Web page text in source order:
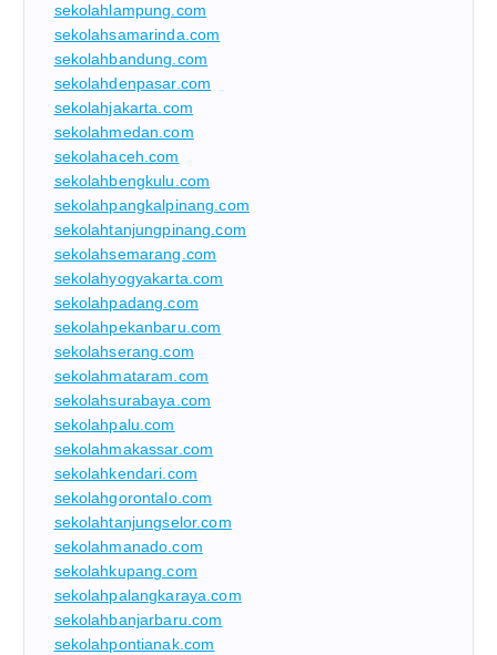
sekolahlampung.com
sekolahsamarinda.com
sekolahbandung.com
sekolahdenpasar.com
sekolahjakarta.com
sekolahmedan.com
sekolahaceh.com
sekolahbengkulu.com
sekolahpangkalpinang.com
sekolahtanjungpinang.com
sekolahsemarang.com
sekolahyogyakarta.com
sekolahpadang.com
sekolahpekanbaru.com
sekolahserang.com
sekolahmataram.com
sekolahsurabaya.com
sekolahpalu.com
sekolahmakassar.com
sekolahkendari.com
sekolahgorontalo.com
sekolahtanjungselor.com
sekolahmanado.com
sekolahkupang.com
sekolahpalangkaraya.com
sekolahbanjarbaru.com
sekolahpontianak.com